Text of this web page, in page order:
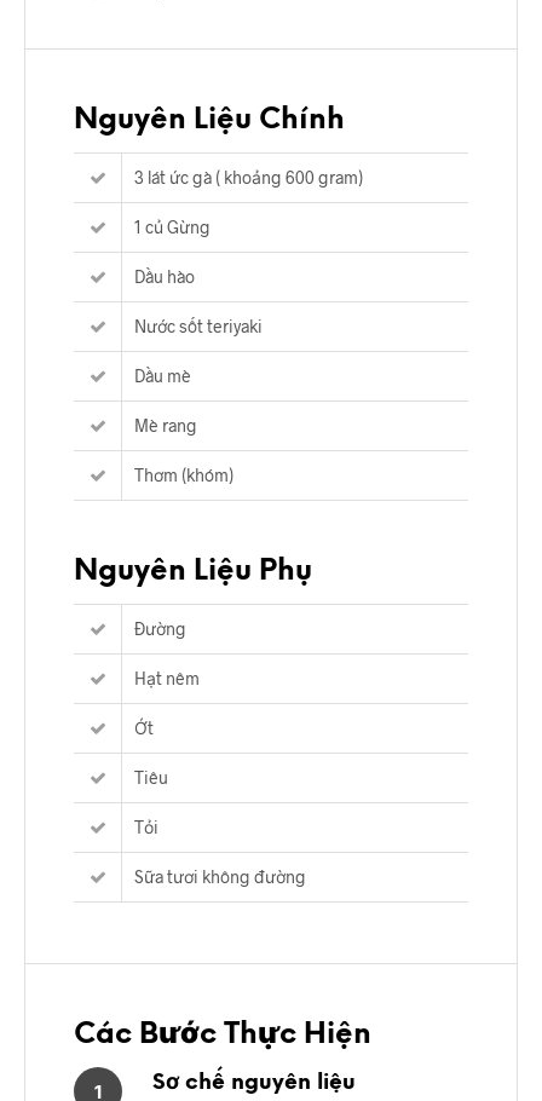
Nguyên Liệu Chính
3 lát ức gà ( khoảng 600 gram)
1 củ Gừng
Dầu hào
Nước sốt teriyaki
Dầu mè
Mè rang
Thơm (khóm)
Nguyên Liệu Phụ
Đường
Hạt nêm
Ớt
Tiêu
Tỏi
Sữa tươi không đường
Các Bước Thực Hiện
1 Sơ chế nguyên liệu